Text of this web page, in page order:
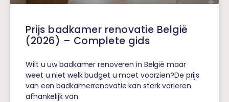
Prijs badkamer renovatie België
(2026) – Complete gids
Wilt u uw badkamer renoveren in België maar
weet u niet welk budget u moet voorzien?De prijs
van een badkamerrenovatie kan sterk variëren
afhankelijk van